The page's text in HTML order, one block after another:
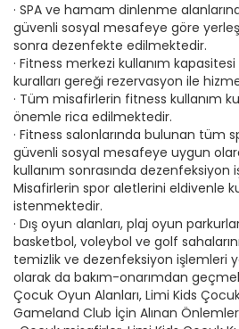
· SPA ve hamam dinlenme
güvenli sosyal mesafeye göre
sonra dezenfekte edilmektedir.
· Fitness merkezi kullanım
kuralları gereği rezervasyon ile
· Tüm misafirlerin fitness kullanım
önemle rica edilmektedir.
· Fitness salonlarında bulunan tüm
güvenli sosyal mesafeye uygun
kullanım sonrasında dezenfeksiyon
Misafirlerin spor aletlerini eldivenle
istenmektedir.
· Dış oyun alanları, plaj oyun
basketbol, voleybol ve golf
temizlik ve dezenfeksiyon işlemleri
olarak da bakım-onarımdan
Çocuk Oyun Alanları, Limi Kids
Gameland Club İçin Alınan